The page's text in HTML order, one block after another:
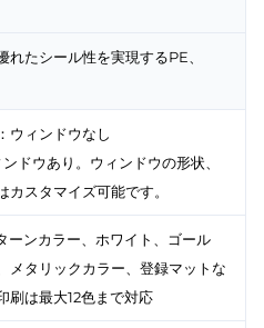
れたシール性を実現するPE、
ウィンドウなし
ドウあり。ウィンドウの形状、
カスタマイズ可能です。
ーンカラー、ホワイト、ゴール
メタリックカラー、登録マットな
刷は最大12色まで対応